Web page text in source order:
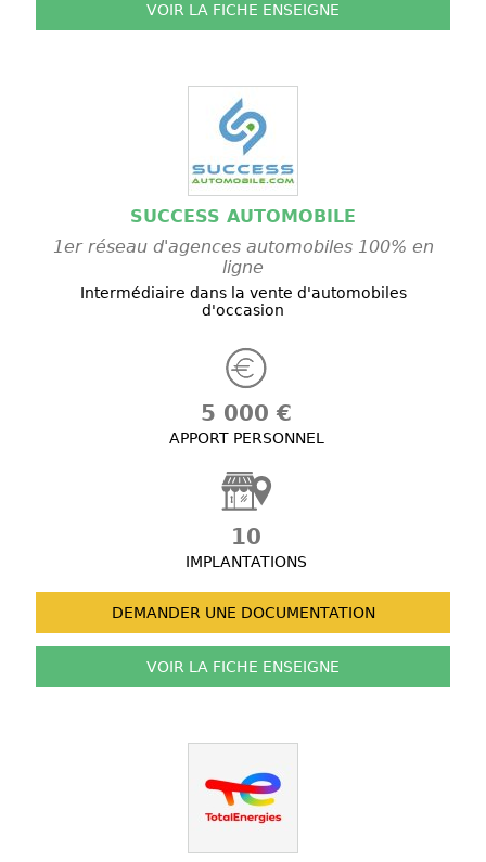
VOIR LA FICHE ENSEIGNE
SUCCESS AUTOMOBILE
1er réseau d'agences automobiles 100% en
ligne
Intermédiaire dans la vente d'automobiles
d'occasion
5 000 €
APPORT PERSONNEL
10
IMPLANTATIONS
DEMANDER UNE DOCUMENTATION
VOIR LA FICHE ENSEIGNE